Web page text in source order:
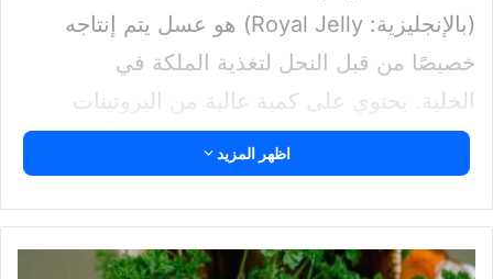
(بالإنجليزية: Royal Jelly) هو عسل يتم إنتاجه
خصيصًا من قبل النحل لتغذية الملكة في
الخلية. يحتوي على كمية عالية من البروتينات
والفيتامينات والمعادن، وهو يعد مصدرًا لأكثر من
17 نوعًا من الأحماض الأمينية الضرورية
1. يُعرف
بقدرته على تعزيز الصحة وتحسين الوظائف
الجسدية.
اظهر المزيد
فوائد